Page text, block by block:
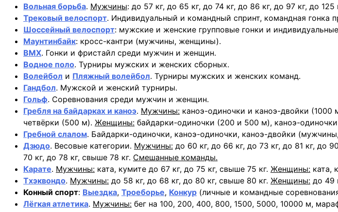
Вольная борьба. Мужчины: до 57 кг, до 65 кг, до 74 кг, до 86 кг, до 97 кг, до 125
Трековый велоспорт. Индивидуальный и командный спринт, командная
Шоссейный велоспорт: мужские и женские групповые гонки и
Маунтинбайк: кросс-кантри (мужчины, женщины).
BMX. Гонки и фристайл среди мужчин и женщин.
Водное поло. Турниры мужских и женских сборных.
Волейбол и Пляжный волейбол. Турниры мужских и женских команд.
Гандбол. Мужской и женский турниры.
Гольф. Соревнования среди мужчин и женщин.
Гребля на байдарках и каноэ. Мужчины: каноэ-одиночки и каноэ-двойки
четвёрки (500 м). Женщины: байдарки-одиночки (200 и 500 м), каноэ-
Гребной слалом. Байдарки-одиночки, каноэ-одиночки, каноэ-двойки
Дзюдо. Весовые категории. Мужчины: до 60 кг, до 66 кг, до 73 кг, до 81 кг, до
70 кг, до 78 кг, свыше 78 кг. Смешанные команды.
Карате. Мужчины: ката, кумите до 67 кг, до 75 кг, свыше 75 кг. Женщины: ката,
Тхэквондо. Мужчины: до 58 кг, до 68 кг, до 80 кг, свыше 80 кг. Женщины: до 49
Конный спорт: Выездка, Троеборье, Конкур (личные и командные
Лёгкая атлетика. Мужчины: бег на 100, 200, 400, 800, 1500, 5000, 10000 м,